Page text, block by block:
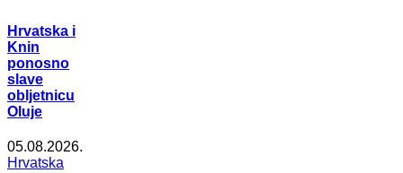
Hrvatska i
Knin
ponosno
slave
obljetnicu
Oluje
05.08.2026.
Hrvatska